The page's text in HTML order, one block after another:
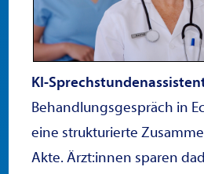
KI-
Behandlungsgespräch in
eine strukturierte
Akte. Ärzt:innen sparen